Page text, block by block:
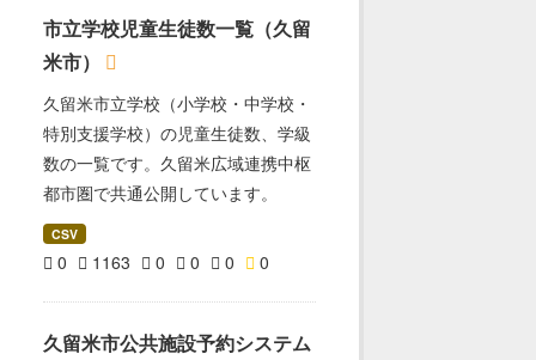
市立学校児童生徒数一覧（久留
米市）
久留米市立学校（小学校・中学校・
特別支援学校）の児童生徒数、学級
数の一覧です。久留米広域連携中枢
都市圏で共通公開しています。
CSV
0 1163 0 0 0 0
久留米市公共施設予約システム